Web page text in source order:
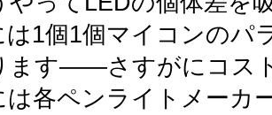
は1個1個マイコンのパ
ます――さすがにコス
は各ペンライトメーカ